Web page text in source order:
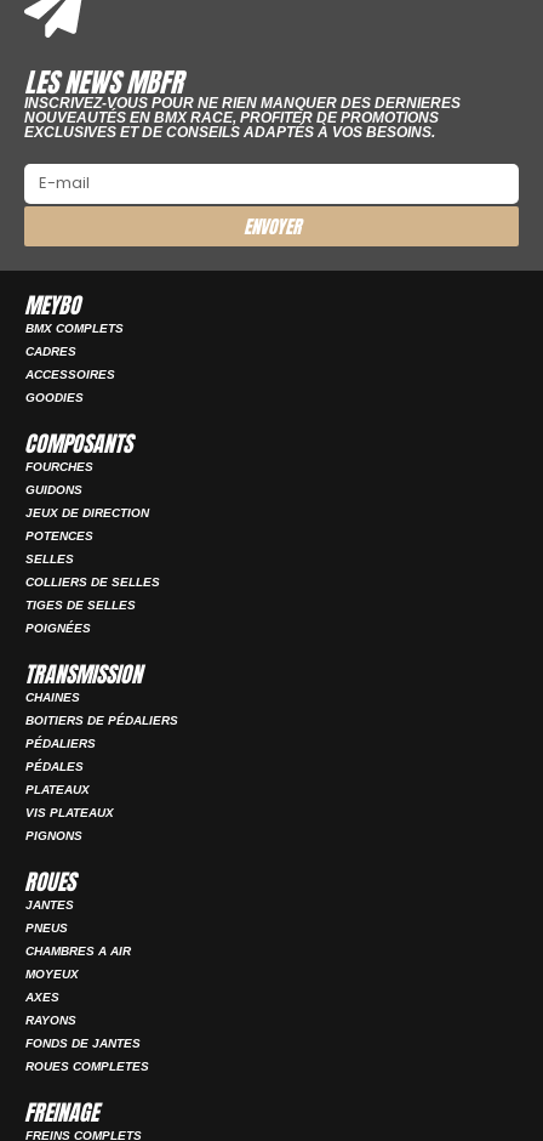
LES NEWS MBFR
INSCRIVEZ-VOUS POUR NE RIEN MANQUER DES DERNIERES
NOUVEAUTÉS EN BMX RACE, PROFITER DE PROMOTIONS
EXCLUSIVES ET DE CONSEILS ADAPTÉS À VOS BESOINS.
ENVOYER
MEYBO
BMX COMPLETS
CADRES
ACCESSOIRES
GOODIES
COMPOSANTS
FOURCHES
GUIDONS
JEUX DE DIRECTION
POTENCES
SELLES
COLLIERS DE SELLES
TIGES DE SELLES
POIGNÉES
TRANSMISSION
CHAINES
BOITIERS DE PÉDALIERS
PÉDALIERS
PÉDALES
PLATEAUX
VIS PLATEAUX
PIGNONS
ROUES
JANTES
PNEUS
CHAMBRES A AIR
MOYEUX
AXES
RAYONS
FONDS DE JANTES
ROUES COMPLETES
FREINAGE
FREINS COMPLETS